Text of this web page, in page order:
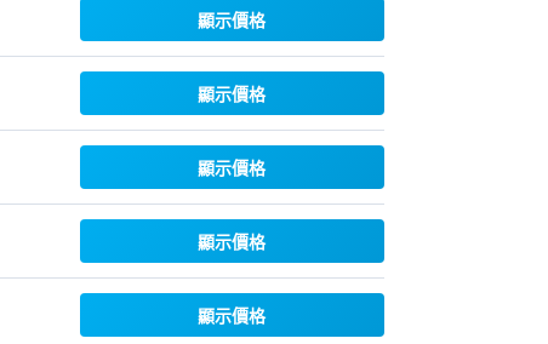
顯示價格
顯示價格
顯示價格
顯示價格
顯示價格